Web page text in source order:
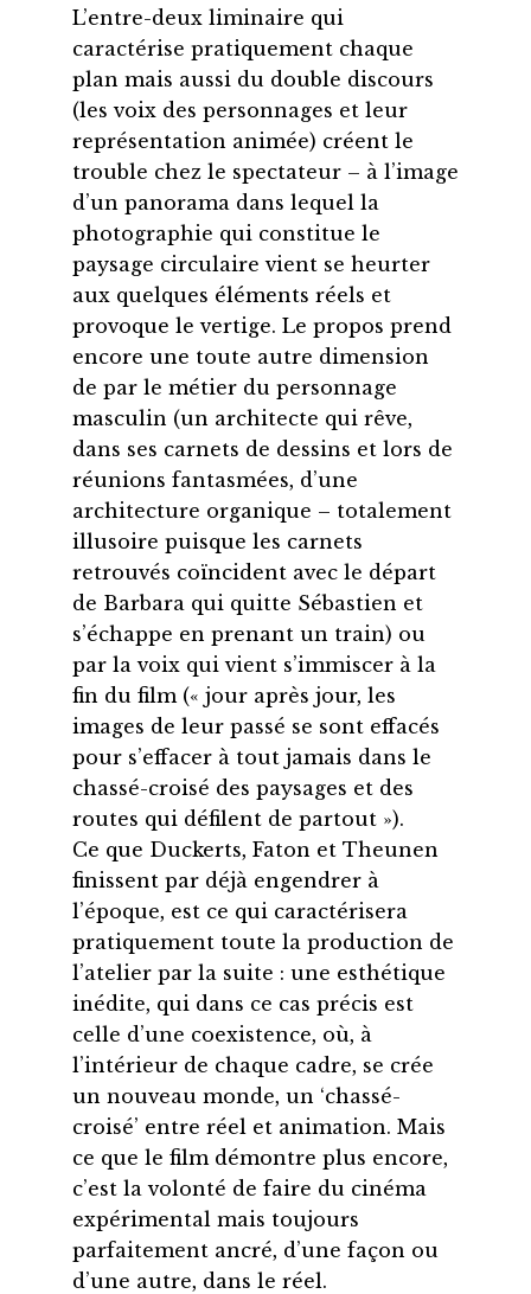
L’entre-deux liminaire qui
caractérise pratiquement chaque
plan mais aussi du double discours
(les voix des personnages et leur
représentation animée) créent le
trouble chez le spectateur – à l’image
d’un panorama dans lequel la
photographie qui constitue le
paysage circulaire vient se heurter
aux quelques éléments réels et
provoque le vertige. Le propos prend
encore une toute autre dimension
de par le métier du personnage
masculin (un architecte qui rêve,
dans ses carnets de dessins et lors de
réunions fantasmées, d’une
architecture organique – totalement
illusoire puisque les carnets
retrouvés coïncident avec le départ
de Barbara qui quitte Sébastien et
s’échappe en prenant un train) ou
par la voix qui vient s’immiscer à la
fin du film (« jour après jour, les
images de leur passé se sont effacés
pour s’effacer à tout jamais dans le
chassé-croisé des paysages et des
routes qui défilent de partout »).
Ce que Duckerts, Faton et Theunen
finissent par déjà engendrer à
l’époque, est ce qui caractérisera
pratiquement toute la production de
l’atelier par la suite : une esthétique
inédite, qui dans ce cas précis est
celle d’une coexistence, où, à
l’intérieur de chaque cadre, se crée
un nouveau monde, un ‘chassé-
croisé’ entre réel et animation. Mais
ce que le film démontre plus encore,
c’est la volonté de faire du cinéma
expérimental mais toujours
parfaitement ancré, d’une façon ou
d’une autre, dans le réel.